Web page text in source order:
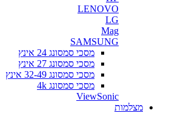
LENOVO
LG
Mag
SAMSUNG
מסכי סמסונג 24 אינץ
מסכי סמסונג 27 אינץ
מסכי סמסונג 32-49 אינץ
מסכי סמסונג 4k
ViewSonic
מצלמות